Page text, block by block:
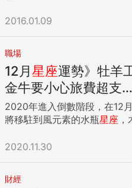
2016.01.09
職場
12月星座運勢》牡羊
金牛要小心旅費超支
2020年進入倒數階段，在12
將移駐到風元素的水瓶星座
2020.11.30
財經